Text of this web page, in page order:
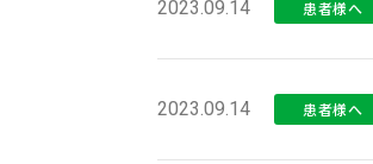
2023.09.14 患者様へ
2023.09.14 患者様へ